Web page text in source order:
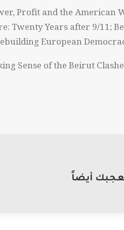
Profit and the
Twenty Years after 9/11;
European
أيضاً